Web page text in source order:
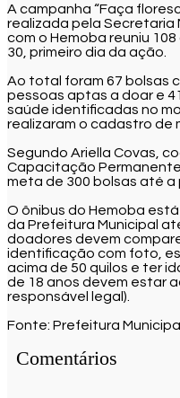
A campanha “Faça
realizada pela Secretaria
com o Hemoba reuniu
30, primeiro dia da ação.
Ao total foram 67 bolsas
pessoas aptas a doar e
saúde identificadas no
realizaram o cadastro de
Segundo Ariella Covas,
Capacitação
meta de 300 bolsas até a
O ônibus do Hemoba
da Prefeitura Municipal
doadores devem
identificação com foto,
acima de 50 quilos e ter
de 18 anos devem estar
responsável legal).
Fonte: Prefeitura
Comentários